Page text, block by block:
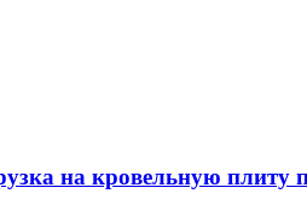
на кровельную плиту